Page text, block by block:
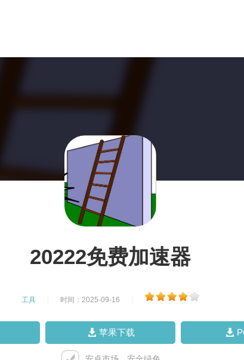
20222免费加速器
工具 时间：2025-09-16
苹果下载